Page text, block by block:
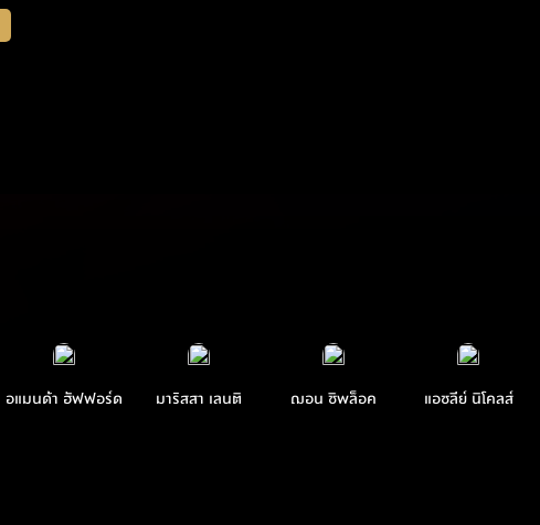
อแมนด้า ฮัฟฟอร์ด มาริสสา เลนติ ฌอน ชิพล็อค แอชลีย์ นิโคลส์